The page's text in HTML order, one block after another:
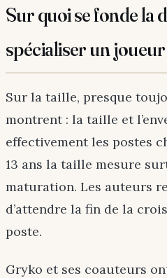
Sur quoi se fonde la
spécialiser un
Sur la taille, presque
montrent : la taille et
effectivement les postes
13 ans la taille mesure
maturation. Les auteurs
d’attendre la fin de la
poste.
Gryko et ses coauteurs